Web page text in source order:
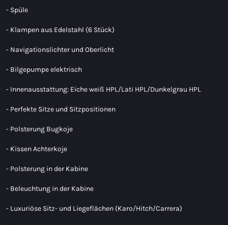
- Spüle
- Klampen aus Edelstahl (6 Stück)
- Navigationslichter und Oberlicht
- Bilgepumpe elektrisch
- Innenausstattung: Eiche weiß HPL/Lati HPL/Dunkelgrau HPL
- Perfekte Sitze und Sitzpositionen
- Polsterung Bugkoje
- Kissen Achterkoje
- Polsterung in der Kabine
- Beleuchtung in der Kabine
- Luxuriöse Sitz- und Liegeflächen (Karo/Hitch/Carrera)